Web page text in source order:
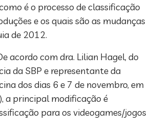
é o processo de classificação
e os quais são as mudanças
de 2012.
acordo com dra. Lilian Hagel, do
da SBP e representante da
dos dias 6 e 7 de novembro, em
a principal modificação é
para os videogames/jogos